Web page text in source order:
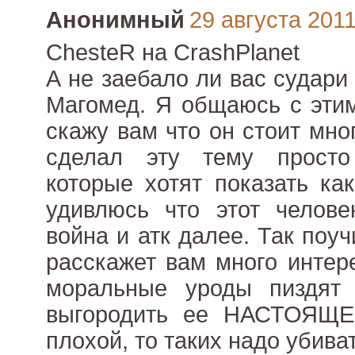
Анонимный 29 августа
ChesteR на CrashPlanet
А не заебало ли вас судари
Магомед. Я общаюсь с
скажу вам что он стоит
сделал эту тему
которые хотят показать
удивлюсь что этот
война и атк далее. Так
расскажет вам много
моральные уроды
выгородить ее
плохой, то таких надо